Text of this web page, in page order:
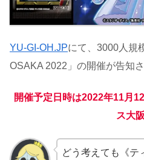
YU-GI-OH.JPにて、3000人規
OSAKA 2022」の開催が告知さ
開催予定日時は2022年11月
ス大
どう考えても《テ